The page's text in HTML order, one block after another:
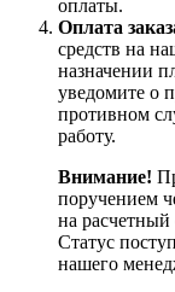
оплаты.
Оплата
средств на
назначении
уведомите о
противном
работу.
Внимание!
поручением
на
Статус
нашего